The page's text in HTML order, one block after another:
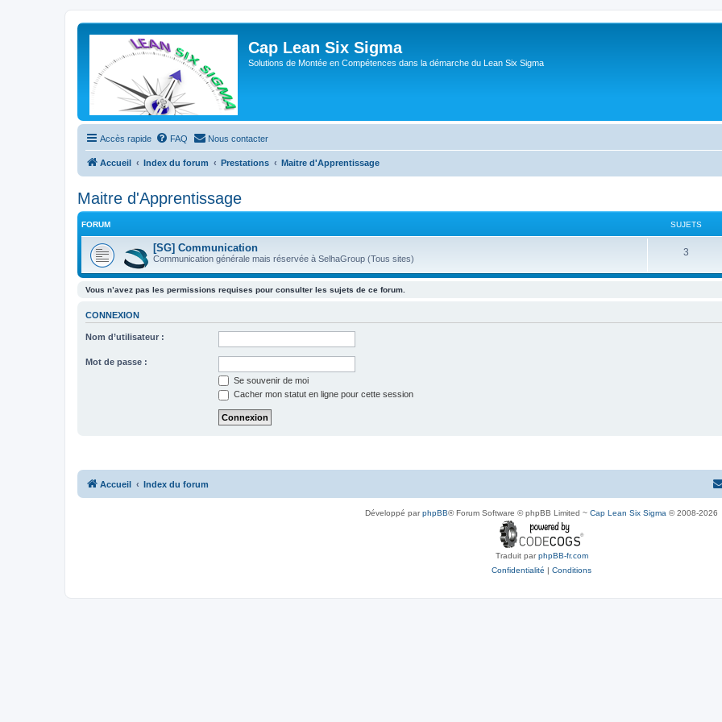
Cap Lean Six Sigma
Solutions de Montée en Compétences dans la démarche du Lean Six Sigma
Accès rapide FAQ Nous contacter
Accueil Index du forum Prestations Maitre d'Apprentissage
Maitre d'Apprentissage
FORUM SUJETS
[SG] Communication
Communication générale mais réservée à SelhaGroup (Tous sites)
3
Vous n’avez pas les permissions requises pour consulter les sujets de ce forum.
CONNEXION
Nom d’utilisateur :
Mot de passe :
Se souvenir de moi
Cacher mon statut en ligne pour cette session
Accueil Index du forum
Développé parphpBB® Forum Software © phpBB Limited ~ Cap Lean Six Sigma © 2008-2026
Traduit parphpBB-fr.com
Confidentialité | Conditions